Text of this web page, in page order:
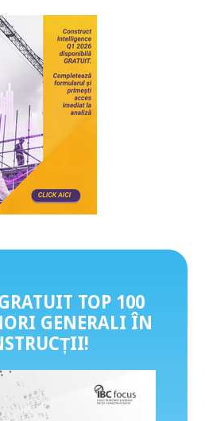
TOP 100
GENERALI ÎN
!